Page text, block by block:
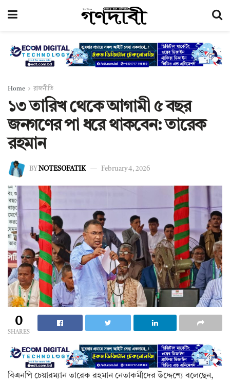
Home রাজনীতি
১৩ তারিখ থেকে আগামী ৫ বছর
জনগণের পা ধরে থাকবেন: তারেক
রহমান
BY NOTESOFATIK February 4, 2026
0
SHARES
বিএনপি চেয়ারম্যান তারেক রহমান নেতাকর্মীদের উদ্দেশ্যে বলেছেন,